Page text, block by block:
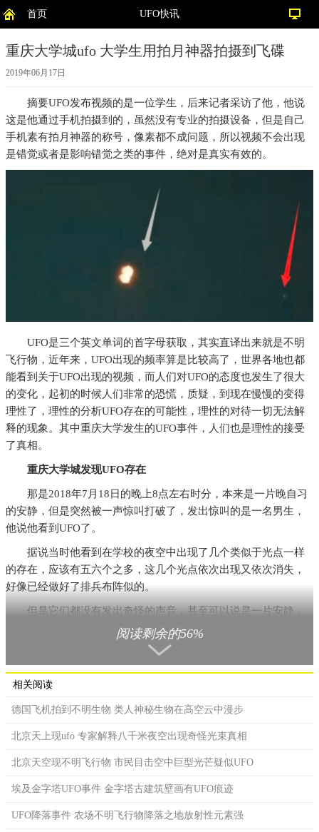
首页 UFO快讯
重庆大学城ufo 大学生用拍月神器拍摄到飞碟
2019年06月17日
摘要UFO发布视频的是一位学生，后来记者采访了他，他说
这是他通过手机拍摄到的，虽然没有专业的拍摄设备，但是自己
手机素有拍月神器的称号，像素都不成问题，所以视频不会出现
是错觉或者是影响错觉之类的事件，绝对是真实有效的。
UFO是三个英文单词的首字母获取，其实直译出来就是不明
飞行物，近年来，UFO出现的频率算是比较高了，世界各地也都
能看到关于UFO出现的视频，而人们对UFO的态度也发生了很大
的变化，起初的时候人们非常的恐慌，质疑，到现在慢慢的变得
理性了，理性的分析UFO存在的可能性，理性的对待一切无法解
释的现象。其中重庆大学发生的UFO事件，人们也是理性的接受
了真相。
重庆大学城发现UFO存在
那是2018年7月18日的晚上8点左右时分，本来是一片晚自习
的安静，但是突然被一声惊叫打破了，发出惊叫的是一名男生，
他说他看到UFO了。
据说当时他看到在学校的夜空中出现了几个类似于光点一样
的存在，应该有五六个之多，这几个光点依次出现又依次消失，
好像已经做好了排兵布阵似的。
但是它们都没有发出奇怪的声音，甚至可以说是一片安静，
大家都觉得这太不可思议了，这就是传说中的UFO。
UFO视频出现在网络
随后，关于重庆大学城出现UFO的视频就出现在了网络上，
阅读剩余的56%
相关阅读
德国飞机拍到不明生物 类人神秘生物在高空云中漫步
北京天上现ufo 专家解释八千米夜空出现奇怪光束真相
北京天空现不明飞行物 市民目击空中巨型光芒疑似UFO
埃及金字塔UFO事件 金字塔古建筑壁画有UFO痕迹
UFO降落事件 农场不明飞行物降落之地放射性元素强